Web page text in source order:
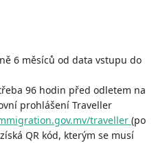
6 měsíců od data vstupu do
96 hodin před odletem na
prohlášení Traveller
traveller (po
QR kód, kterým se musí